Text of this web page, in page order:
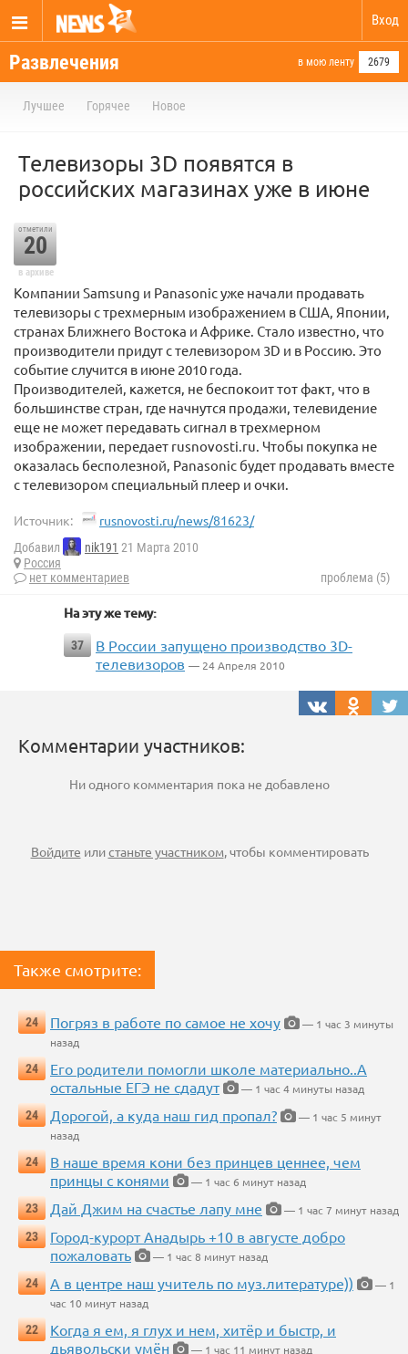
Вход
Развлечения в мою ленту 2679
Лучшее Горячее Новое
Телевизоры 3D появятся в
российских магазинах уже в июне
отметили
20
в архиве
Компании Samsung и Panasonic уже начали продавать
телевизоры с трехмерным изображением в США, Японии,
странах Ближнего Востока и Африке. Стало известно, что
производители придут с телевизором 3D и в Россию. Это
событие случится в июне 2010 года.
Производителей, кажется, не беспокоит тот факт, что в
большинстве стран, где начнутся продажи, телевидение
еще не может передавать сигнал в трехмерном
изображении, передает rusnovosti.ru. Чтобы покупка не
оказалась бесполезной, Panasonic будет продавать вместе
с телевизором специальный плеер и очки.
Источник: rusnovosti.ru/news/81623/
Добавил nik191 21 Марта 2010
Россия
нет комментариев
проблема (5)
На эту же тему:
37
В России запущено производство 3D-
телевизоров — 24 Апреля 2010
Комментарии участников:
Ни одного комментария пока не добавлено
Войдите илистаньте участником, чтобы комментировать
Также смотрите:
24 Погряз в работе по самое не хочу
— 1 час 3 минуты
назад
24
Его родители помогли школе материально..А
остальные ЕГЭ не сдадут
— 1 час 4 минуты назад
24
Дорогой, а куда наш гид пропал?
— 1 час 5 минут
назад
24
В наше время кони без принцев ценнее, чем
принцы с конями
— 1 час 6 минут назад
23
Дай Джим на счастье лапу мне
— 1 час 7 минут назад
23
Город-курорт Анадырь +10 в августе добро
пожаловать
— 1 час 8 минут назад
24
А в центре наш учитель по муз.литературе))
— 1
час 10 минут назад
22
Когда я ем, я глух и нем, хитёр и быстр, и
дьявольски умён
— 1 час 11 минут назад